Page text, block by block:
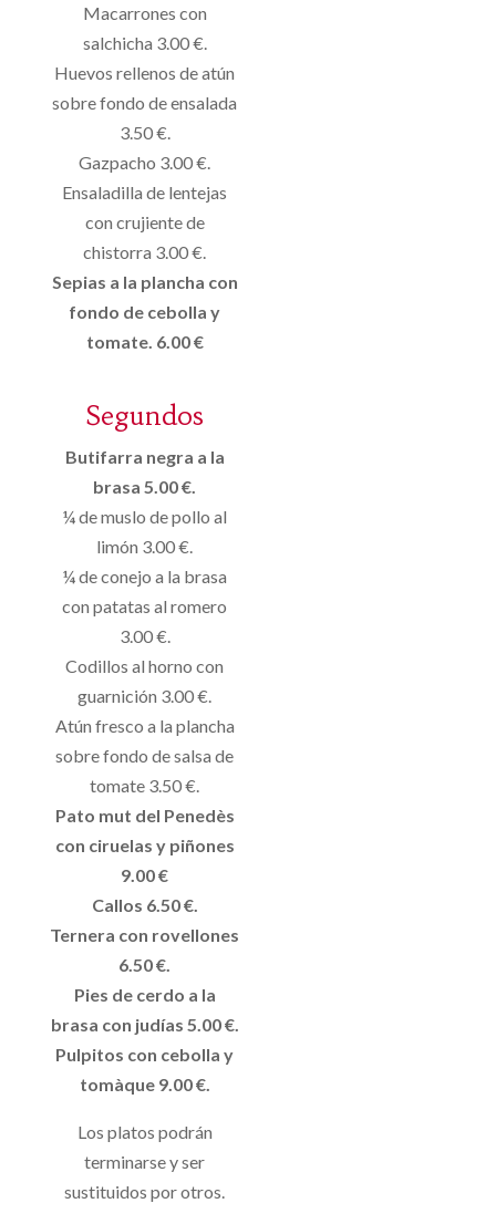
Macarrones con
salchicha 3.00 €.
Huevos rellenos de atún
sobre fondo de ensalada
3.50 €.
Gazpacho 3.00 €.
Ensaladilla de lentejas
con crujiente de
chistorra 3.00 €.
Sepias a la plancha con
fondo de cebolla y
tomate. 6.00 €
Segundos
Butifarra negra a la
brasa 5.00 €.
¼ de muslo de pollo al
limón 3.00 €.
¼ de conejo a la brasa
con patatas al romero
3.00 €.
Codillos al horno con
guarnición 3.00 €.
Atún fresco a la plancha
sobre fondo de salsa de
tomate 3.50 €.
Pato mut del Penedès
con ciruelas y piñones
9.00 €
Callos 6.50 €.
Ternera con rovellones
6.50 €.
Pies de cerdo a la
brasa con judías 5.00 €.
Pulpitos con cebolla y
tomàque 9.00 €.
Los platos podrán
terminarse y ser
sustituidos por otros.